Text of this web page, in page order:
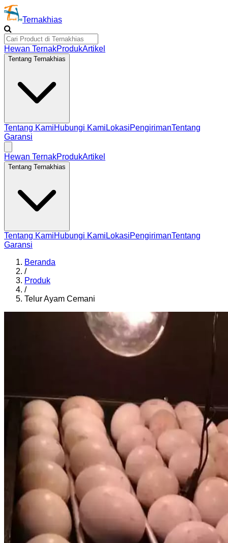
Ternakhias
Hewan TernakProdukArtikel
Tentang Ternakhias
Tentang KamiHubungi Kami LokasiPengirimanTentang
Garansi
Hewan TernakProdukArtikel
Tentang Ternakhias
Tentang KamiHubungi Kami LokasiPengirimanTentang
Garansi
Beranda
/
Produk
/
Telur Ayam Cemani